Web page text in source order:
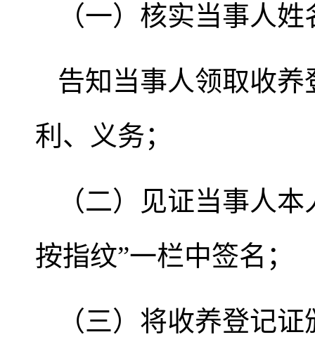
（一）核实当事人
告知当事人领取收
利、义务；
（二）见证当事人
按指纹”一栏中签名；
（三）将收养登记